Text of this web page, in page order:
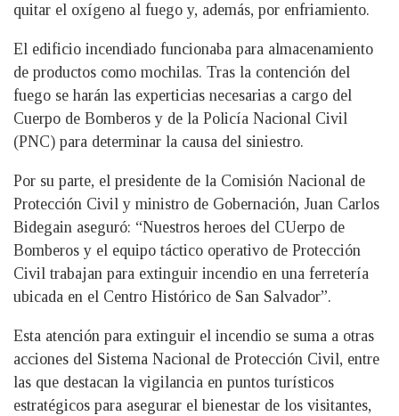
quitar el oxígeno al fuego y, además, por enfriamiento.
El edificio incendiado funcionaba para almacenamiento
de productos como mochilas. Tras la contención del
fuego se harán las experticias necesarias a cargo del
Cuerpo de Bomberos y de la Policía Nacional Civil
(PNC) para determinar la causa del siniestro.
Por su parte, el presidente de la Comisión Nacional de
Protección Civil y ministro de Gobernación, Juan Carlos
Bidegain aseguró: “Nuestros heroes del CUerpo de
Bomberos y el equipo táctico operativo de Protección
Civil trabajan para extinguir incendio en una ferretería
ubicada en el Centro Histórico de San Salvador”.
Esta atención para extinguir el incendio se suma a otras
acciones del Sistema Nacional de Protección Civil, entre
las que destacan la vigilancia en puntos turísticos
estratégicos para asegurar el bienestar de los visitantes,